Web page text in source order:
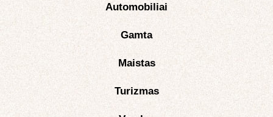
Automobiliai
Gamta
Maistas
Turizmas